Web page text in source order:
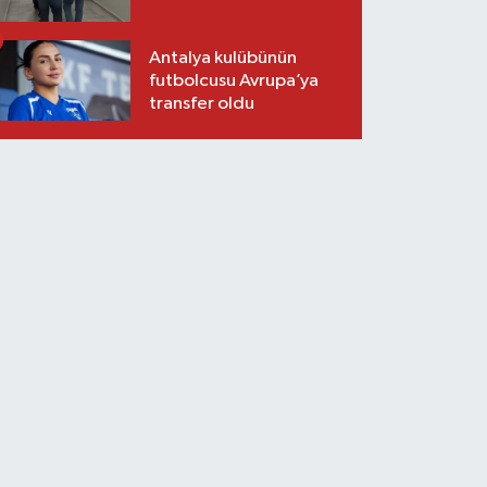
Antalya kulübünün
futbolcusu Avrupa’ya
transfer oldu